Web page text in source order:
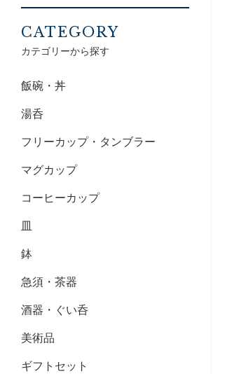
CATEGORY
カテゴリーから探す
飯碗・丼
湯呑
フリーカップ・タンブラー
マグカップ
コーヒーカップ
皿
鉢
急須・茶器
酒器・ぐい呑
美術品
ギフトセット